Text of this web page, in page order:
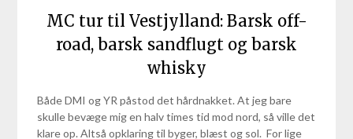
MC tur til Vestjylland: Barsk off-
road, barsk sandflugt og barsk
whisky
Både DMI og YR påstod det hårdnakket. At jeg bare
skulle bevæge mig en halv times tid mod nord, så ville det
klare op. Altså opklaring til byger, blæst og sol. For lige